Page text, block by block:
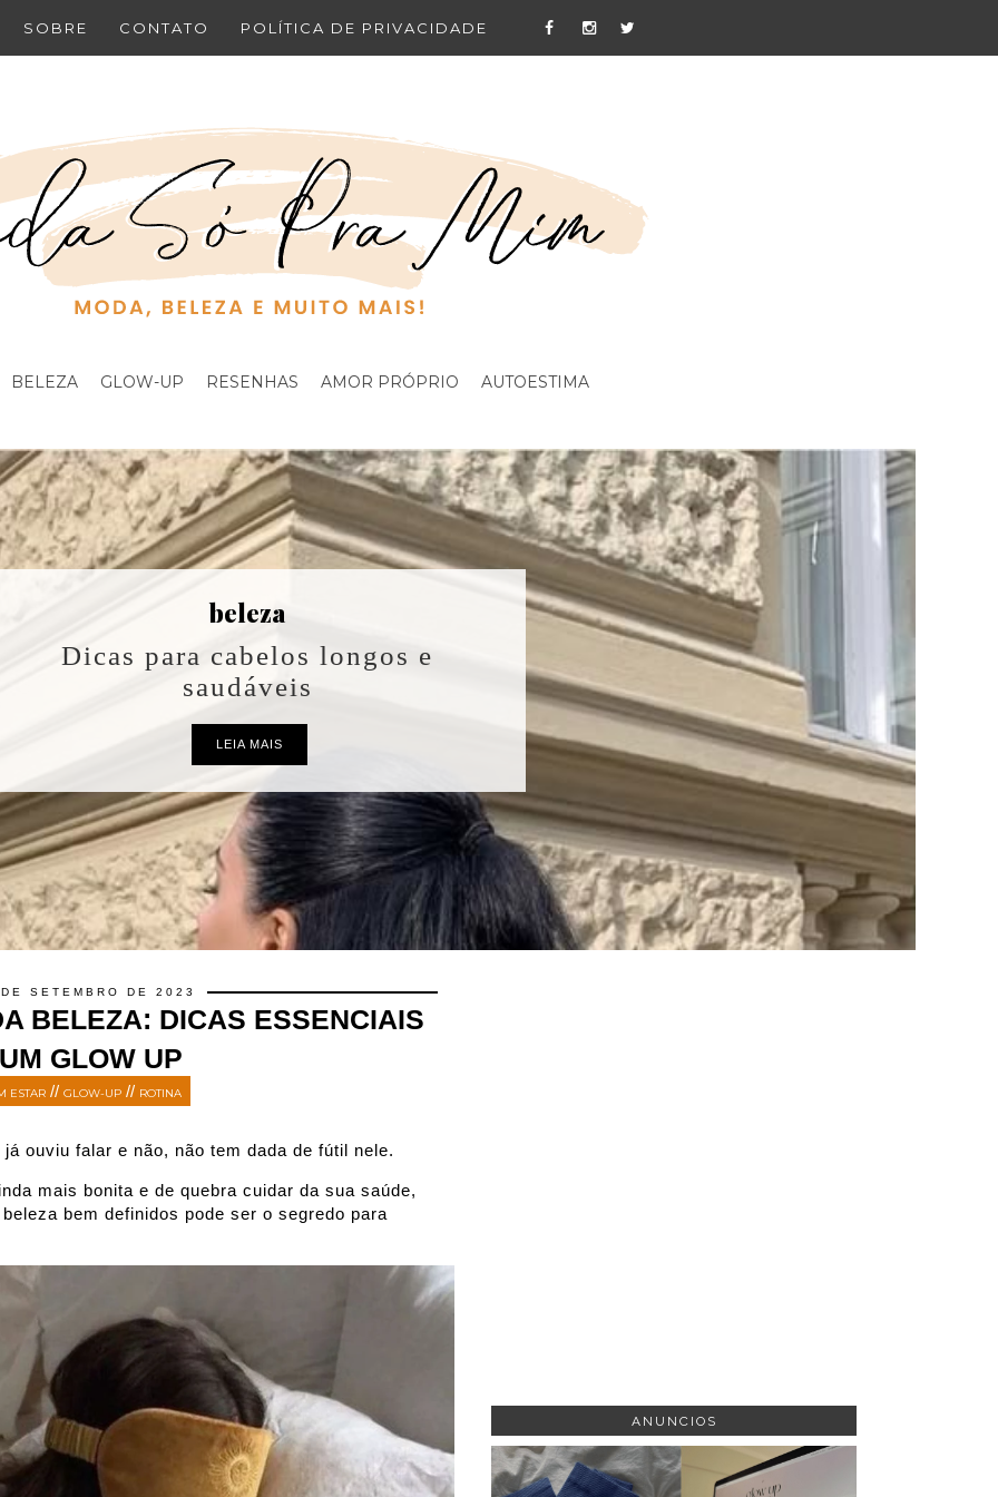
SOBRE CONTATO POLÍTICA DE PRIVACIDADE
BELEZA GLOW-UP RESENHAS AMOR PRÓPRIO AUTOESTIMA
RESENHA: Shampoo
noturno Ricca
LEIA MAIS
SETEMBRO DE 2023
BELEZA: DICAS ESSENCIAIS
GLOW UP
ESTAR // GLOW-UP // ROTINA
ouviu falar e não, não tem dada de fútil nele.
bem definidos pode ser o segredo para
ANUNCIOS